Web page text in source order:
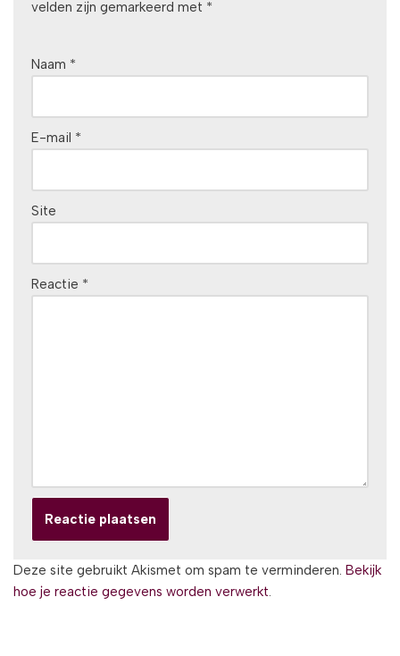
velden zijn gemarkeerd met *
Naam *
E-mail *
Site
Reactie *
Deze site gebruikt Akismet om spam te verminderen. Bekijk
hoe je reactie gegevens worden verwerkt.